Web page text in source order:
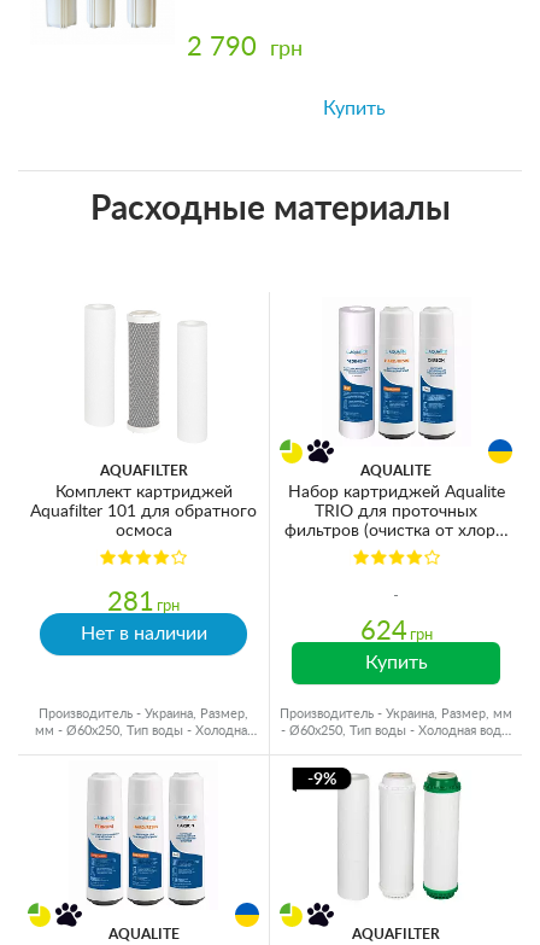
2 790 грн
Купить
Расходные материалы
AQUAFILTER
Комплект картриджей
Aquafilter 101 для обратного
осмоса
281 грн
Нет в наличии
Производитель - Украина, Размер,
мм - Ø60x250, Тип воды - Холодная
AQUALITE
Набор картриджей Aqualite
TRIO для проточных
фильтров (очистка от хлора,
органики и смягчение)
624 грн
Купить
Производитель - Украина, Размер, мм
- Ø60x250, Тип воды - Холодная вода,
AQUALITE
-9%
AQUAFILTER